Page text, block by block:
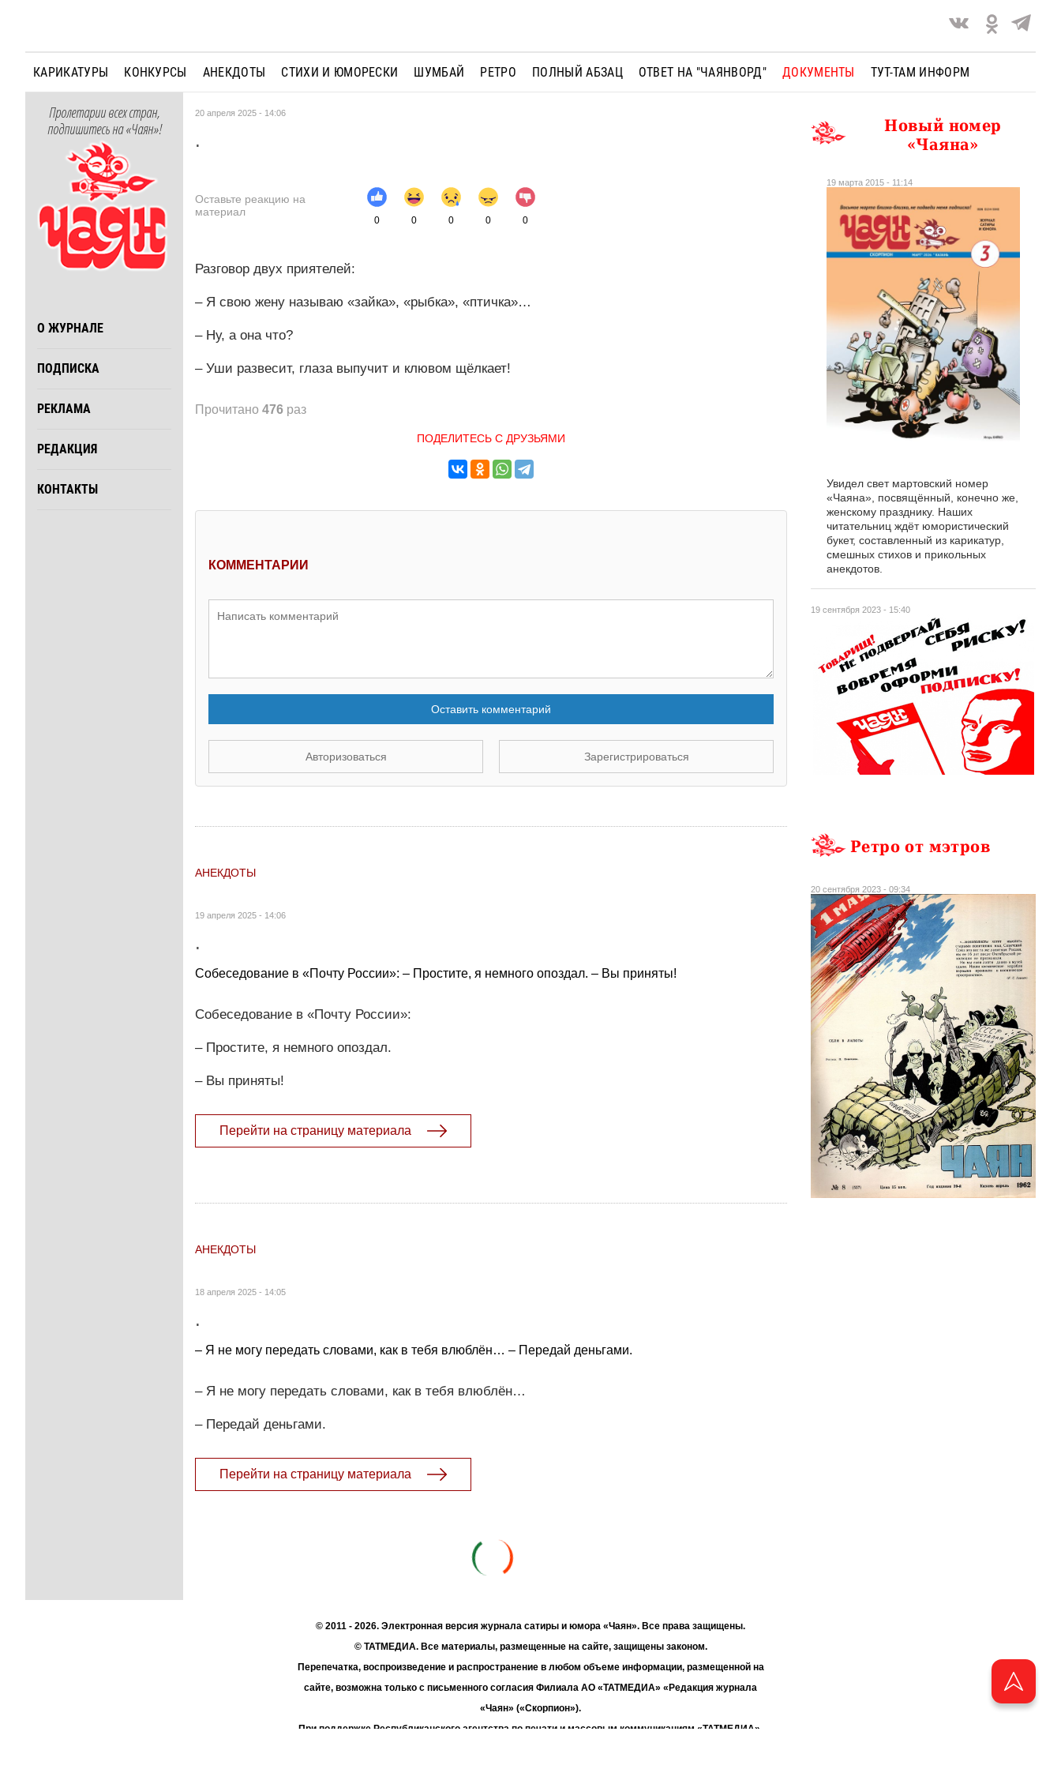
КАРИКАТУРЫ КОНКУРСЫ АНЕКДОТЫ СТИХИ И ЮМОРЕСКИ ШУМБАЙ РЕТРО ПОЛНЫЙ АБЗАЦ ОТВЕТ НА "ЧАЯНВОРД" ДОКУМЕНТЫ ТУТ-ТАМ ИНФОРМ
Пролетарии всех стран,
подпишитесь на «Чаян»!
О ЖУРНАЛЕ
ПОДПИСКА
РЕКЛАМА
РЕДАКЦИЯ
КОНТАКТЫ
20 апреля 2025 - 14:06
.
Оставьте реакцию на
материал
0 0 0 0 0
Разговор двух приятелей:
– Я свою жену называю «зайка», «рыбка», «птичка»…
– Ну, а она что?
– Уши развесит, глаза выпучит и клювом щёлкает!
Прочитано 476 раз
ПОДЕЛИТЕСЬ С ДРУЗЬЯМИ
КОММЕНТАРИИ
Оставить комментарий
Авторизоваться Зарегистрироваться
АНЕКДОТЫ
19 апреля 2025 - 14:06
.
Собеседование в «Почту России»: – Простите, я немного опоздал. – Вы приняты!
Собеседование в «Почту России»:
– Простите, я немного опоздал.
– Вы приняты!
Перейти на страницу материала
АНЕКДОТЫ
18 апреля 2025 - 14:05
.
– Я не могу передать словами, как в тебя влюблён… – Передай деньгами.
– Я не могу передать словами, как в тебя влюблён…
– Передай деньгами.
Перейти на страницу материала
19 сентября 2023 - 15:40
Новый номер
«Чаяна»
19 марта 2015 - 11:14
Увидел свет мартовский номер
«Чаяна», посвящённый, конечно же,
женскому празднику. Наших
читательниц ждёт юмористический
букет, составленный из карикатур,
смешных стихов и прикольных
анекдотов.
Ретро от мэтров
20 сентября 2023 - 09:34
© 2011 - 2026. Электронная версия журнала сатиры и юмора «Чаян». Все права защищены.
© ТАТМЕДИА. Все материалы, размещенные на сайте, защищены законом.
Перепечатка, воспроизведение и распространение в любом объеме информации, размещенной на
сайте, возможна только с письменного согласия Филиала АО «ТАТМЕДИА» «Редакция журнала
«Чаян» («Скорпион»).
При поддержке Республиканского агентства по печати и массовым коммуникациям «ТАТМЕДИА».